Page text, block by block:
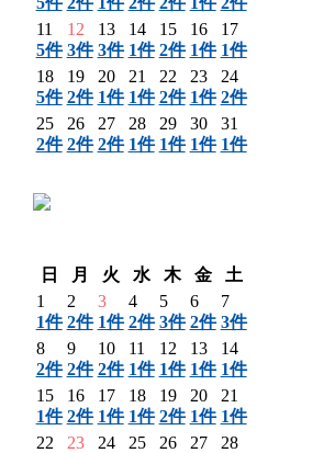
11
5件
12
3件
13
3件
14
1件
15
2件
16
1件
17
1件
18
5件
19
2件
20
1件
21
1件
22
2件
23
1件
24
2件
25
2件
26
2件
27
2件
28
1件
29
1件
30
1件
31
1件
日
月 火 水 木 金
土
1
1件
2
2件
3
1件
4
2件
5
3件
6
2件
7
3件
8
2件
9
2件
10
2件
11
1件
12
1件
13
1件
14
1件
15
1件
16
2件
17
1件
18
1件
19
2件
20
1件
21
1件
22
23
24
25
26
27
28